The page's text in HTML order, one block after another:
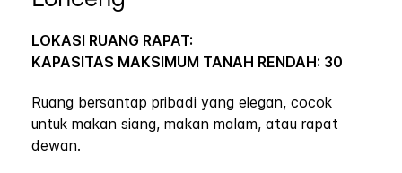
LOKASI RUANG RAPAT:
KAPASITAS MAKSIMUM TANAH RENDAH: 30
Ruang bersantap pribadi yang elegan, cocok
untuk makan siang, makan malam, atau rapat
dewan.